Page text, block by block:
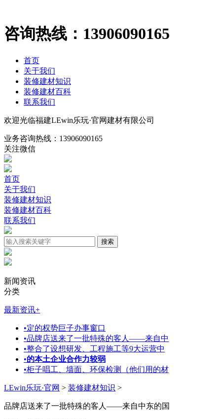
咨询热线： 13906090165
首页
关于我们
装修建材知识
装修建材百科
联系我们
欢迎光临福建LEwin乐玩·官网建材有限公司
业务咨询热线： 13906090165
关注微信
首页
关于我们
装修建材知识
装修建材百科
联系我们
新闻资讯
分类
最新资讯+
•定的权势巨子办事窗口
•品牌店送来了一批特殊的客人——来自中
•整合了设想研发、工程施工等9大运营中
•的本土企业合作力较弱
•柜子唱工、墙面、环保检测（他们用的材
LEwin乐玩·官网 > 装修建材知识 >
品牌店送来了一批特殊的客人——来自中东的国